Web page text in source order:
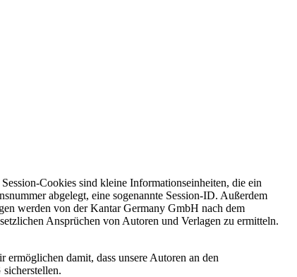
Cookies sind kleine Informationseinheiten, die ein
abgelegt, eine sogenannte Session-ID. Außerdem
werden von der Kantar Germany GmbH nach dem
Ansprüchen von Autoren und Verlagen zu ermitteln.
damit, dass unsere Autoren an den